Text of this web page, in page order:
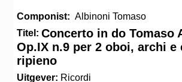
Titel Z - A
Uitgever A-Z
Uitgever A-Z
Componist: Albinoni Tomaso
Titel: Concerto in do Tomaso
Op.IX n.9 per 2 oboi, archi e
ripieno
Uitgever: Ricordi